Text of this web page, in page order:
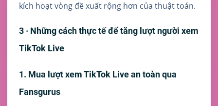
kích hoạt vòng đề xuất rộng hơn của thuật toán.
3 · Những cách thực tế để tăng lượt người xem
TikTok Live
1. Mua lượt xem TikTok Live an toàn qua
Fansgurus